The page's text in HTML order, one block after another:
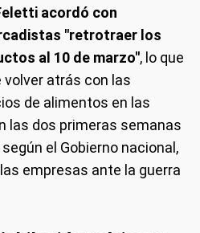
acordó con
"retrotraer los
al 10 de marzo", lo que
atrás con las
de alimentos en las
las dos primeras semanas
el Gobierno nacional,
empresas ante la guerra